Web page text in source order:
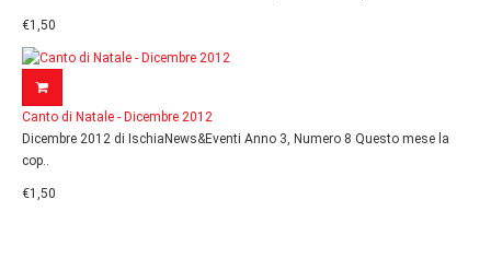
€1,50
Canto di Natale - Dicembre 2012
Dicembre 2012 di IschiaNews&Eventi Anno 3, Numero 8 Questo mese la
cop..
€1,50